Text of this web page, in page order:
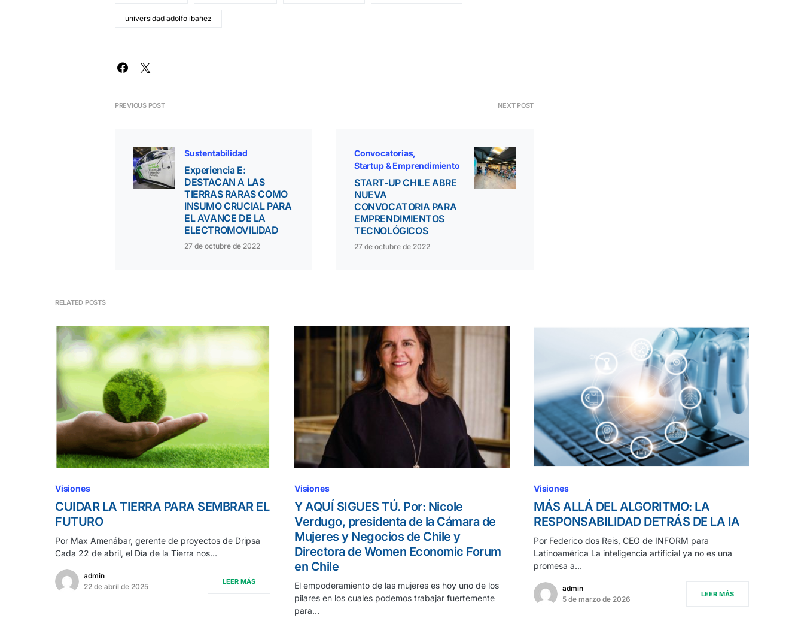
universidad adolfo ibañez
PREVIOUS POST
Sustentabilidad
Experiencia E:
DESTACAN A LAS
TIERRAS RARAS COMO
INSUMO CRUCIAL PARA
EL AVANCE DE LA
ELECTROMOVILIDAD
27 de octubre de 2022
NEXT POST
Convocatorias
Startup & Emprendimiento
START-UP CHILE ABRE
NUEVA
CONVOCATORIA PARA
EMPRENDIMIENTOS
TECNOLÓGICOS
27 de octubre de 2022
RELATED POSTS
Visiones
CUIDAR LA TIERRA PARA SEMBRAR EL
FUTURO
Por Max Amenábar, gerente de proyectos de Dripsa
Cada 22 de abril, el Día de la Tierra nos…
admin
22 de abril de 2025
LEER MÁS
Visiones
Y AQUÍ SIGUES TÚ. Por: Nicole
Verdugo, presidenta de la Cámara de
Mujeres y Negocios de Chile y
Directora de Women Economic Forum
en Chile
El empoderamiento de las mujeres es hoy uno de los
pilares en los cuales podemos trabajar fuertemente
para…
Visiones
MÁS ALLÁ DEL ALGORITMO: LA
RESPONSABILIDAD DETRÁS DE LA IA
Por Federico dos Reis, CEO de INFORM para
Latinoamérica La inteligencia artificial ya no es una
promesa a…
admin
5 de marzo de 2026
LEER MÁS